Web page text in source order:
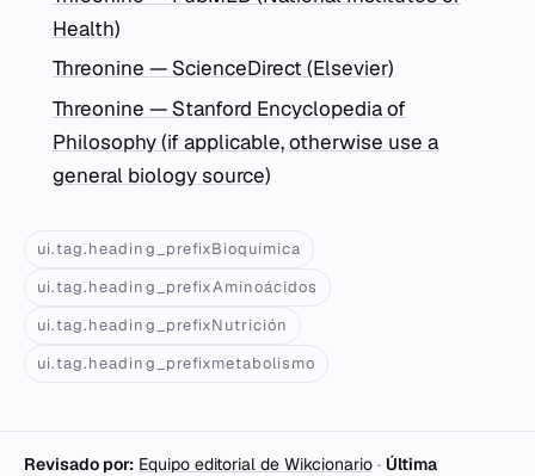
Health)
Threonine — ScienceDirect (Elsevier)
Threonine — Stanford Encyclopedia of
Philosophy (if applicable, otherwise use a
general biology source)
ui.tag.heading_prefixBioquímica
ui.tag.heading_prefixAminoácidos
ui.tag.heading_prefixNutrición
ui.tag.heading_prefixmetabolismo
Revisado por: Equipo editorial de Wikcionario · Última